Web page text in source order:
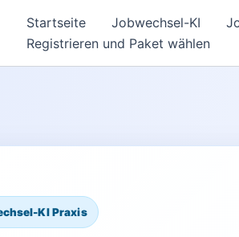
Startseite Jobwechsel-KI
Registrieren und Paket wählen